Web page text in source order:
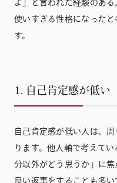
よ」と言われた経験のあ
使いすぎる性格になった
す。
1. 自己肯定感が低い
自己肯定感が低い人は、
ります。他人軸で考えて
分以外がどう思うか」に
良い返事をすることも多い